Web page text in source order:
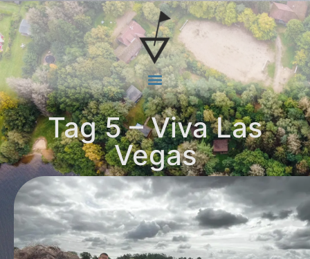
Tag 5 – Viva Las
Vegas